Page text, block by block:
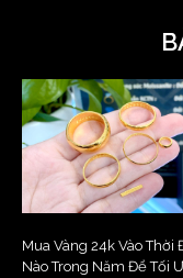
Mua Vàng 24k Vào Thời
Nào Trong Năm Để Tối